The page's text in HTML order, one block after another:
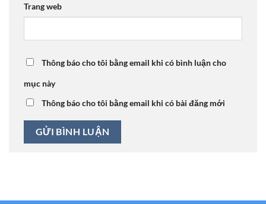
Trang web
Thông báo cho tôi bằng email khi có bình luận cho
mục này
Thông báo cho tôi bằng email khi có bài đăng mới